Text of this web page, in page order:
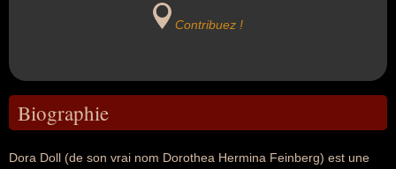
Contribuez !
Biographie
Dora Doll (de son vrai nom Dorothea Hermina Feinberg) est une